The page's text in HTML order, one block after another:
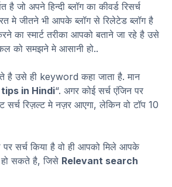
जो अपने हिन्दी ब्लॉग का कीवर्ड रिसर्च
मे जीतने भी आपके ब्लॉग से रिलेटेड ब्लॉग है
का स्मार्ट तरीका आपको बताने जा रहे है उसे
को समझने मे आसानी हो..
उसे ही keyword कहा जाता है. मान
tips in Hindi“. अगर कोई सर्च एंजिन पर
सर्च रिज़ल्ट मे नज़र आएगा, लेकिन वो टॉप 10
सर्च किया है वो ही आपको मिले आपके
सकते है, जिसे Relevant search